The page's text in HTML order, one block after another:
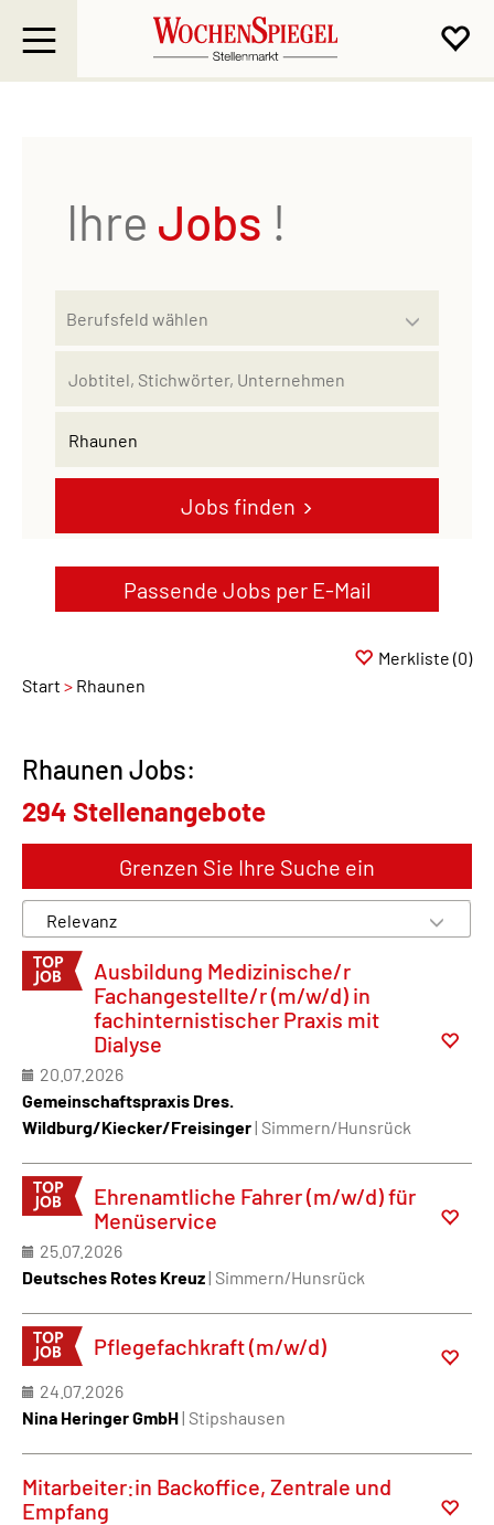
Passende Jobs per E-Mail
Ihre Jobs !
Jobs finden
Start Rhaunen
Merkliste (0)
Rhaunen Jobs:
294 Stellenangebote
Grenzen Sie Ihre Suche ein
Ausbildung Medizinische/r
Fachangestellte/r (m/w/d) in
fachinternistischer Praxis mit
Dialyse
20.07.2026
Gemeinschaftspraxis Dres.
Wildburg/Kiecker/Freisinger| Simmern/Hunsrück
Ehrenamtliche Fahrer (m/w/d) für
Menüservice
25.07.2026
Deutsches Rotes Kreuz| Simmern/Hunsrück
Pflegefachkraft (m/w/d)
24.07.2026
Nina Heringer GmbH| Stipshausen
Mitarbeiter:in Backoffice, Zentrale und
Empfang